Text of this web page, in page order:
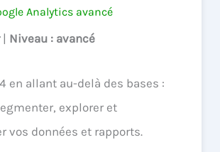
Analytics avancé
| Niveau : avancé
en allant au-delà des bases :
explorer et
vos données et rapports.